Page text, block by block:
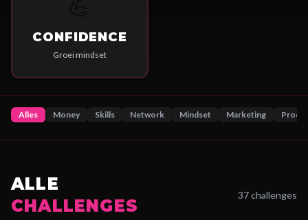
CONFIDENCE
Groei mindset
Alles Money Skills Network Mindset Marketing
ALLE
CHALLENGES
37challenges